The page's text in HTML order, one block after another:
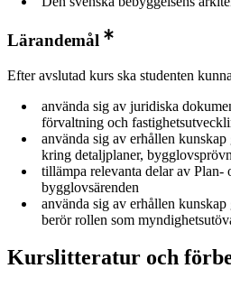
Lärandemål
Efter avslutad kurs ska studenten
använda sig av juridiska
förvaltning och
använda sig av erhållen
kring detaljplaner,
tillämpa relevanta delar av Plan-
bygglovsärenden
använda sig av erhållen
berör rollen som
Kurslitteratur och